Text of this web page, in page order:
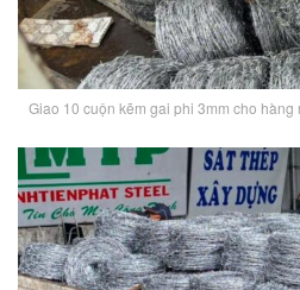
Giao 10 cuộn kẽm gai phi 3mm cho